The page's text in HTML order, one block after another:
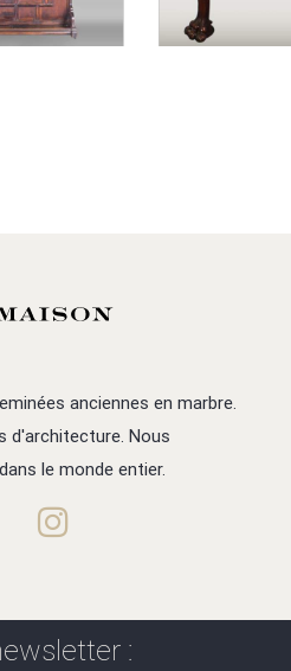
anciennes en marbre.
d'architecture. Nous
le monde entier.
: